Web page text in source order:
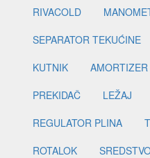
RIVACOLD
SEPARATOR TEKUĆINE
KUTNIK
AMORTIZER
PREKIDAČ
LEŽAJ
REGULATOR PLINA
ROTALOK